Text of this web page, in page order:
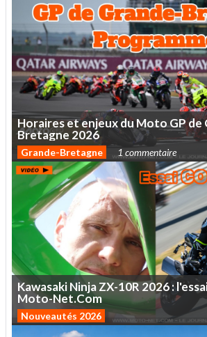
HorairesetenjeuxduMotoGPde
Bretagne 2026
Grande-Bretagne 1 commentaire
KawasakiNinjaZX-10R2026:
Moto-Net.Com
Nouveautés 2026